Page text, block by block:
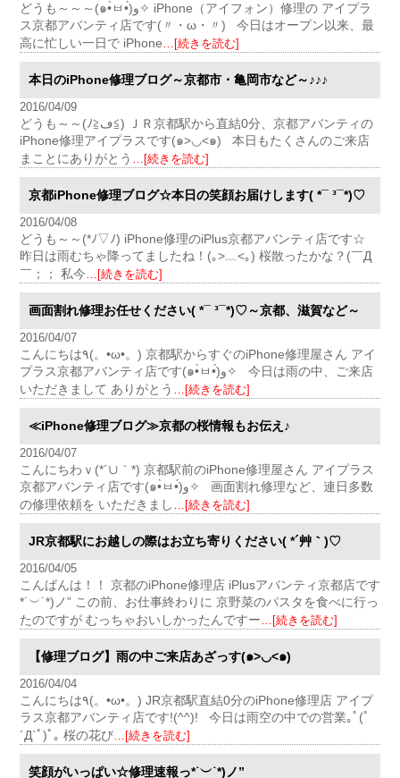
どうも～～～(๑•̀ㅂ•́)و✧ iPhone（アイフォン）修理の アイプラ
ス京都アバンティ店です(〃・ω・〃) 今日はオープン以来、最
高に忙しい一日で iPhone…[続きを読む]
本日のiPhone修理ブログ～京都市・亀岡市など～♪♪♪
2016/04/09
どうも～～(ﾉ≧ڡ≦) ＪＲ京都駅から直結0分、京都アバンティの
iPhone修理アイプラスです(๑>◡<๑) 本日もたくさんのご来店
まことにありがとう …[続きを読む]
京都iPhone修理ブログ☆本日の笑顔お届けします( *¯ ³¯*)♡
2016/04/08
どうも～～(*ﾉ▽ﾉ) iPhone修理のiPlus京都アバンティ店です☆
昨日は雨むちゃ降ってましたね！(｡>﹏<｡) 桜散ったかな？(￣Д
￣；； 私今…[続きを読む]
画面割れ修理お任せください( *¯ ³¯*)♡～京都、滋賀など～
2016/04/07
こんにちは٩(。•ω•。) 京都駅からすぐのiPhone修理屋さん アイ
プラス京都アバンティ店です(๑•̀ㅂ•́)و✧ 今日は雨の中、ご来店
いただきまして ありがとう …[続きを読む]
≪iPhone修理ブログ≫京都の桜情報もお伝え♪
2016/04/07
こんにちわｖ(*´∪｀*) 京都駅前のiPhone修理屋さん アイプラス
京都アバンティ店です(๑•̀ㅂ•́)و✧ 画面割れ修理など、連日多数
の修理依頼を いただきまし …[続きを読む]
JR京都駅にお越しの際はお立ち寄りください( *´艸｀)♡
2016/04/05
こんばんは！！ 京都のiPhone修理店 iPlusアバンティ京都店です
*˙︶˙*)ノ” この前、お仕事終わりに 京野菜のパスタを食べに行っ
たのですが むっちゃおいしかったんですー…[続きを読む]
【修理ブログ】雨の中ご来店あざっす(๑>◡<๑)
2016/04/04
こんにちは٩(。•ω•。) JR京都駅直結0分のiPhone修理店 アイプ
ラス京都アバンティ店です!(^^)! 今日は雨空の中での営業｡ﾟ(ﾟ
´Д`ﾟ)ﾟ｡ 桜の花び…[続きを読む]
笑顔がいっぱい☆修理速報っ*˙︶˙*)ノ”